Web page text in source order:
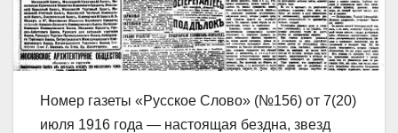
Номер газеты «Русское Слово» (№156) от 7(20)
июля 1916 года — настоящая бездна, звезд